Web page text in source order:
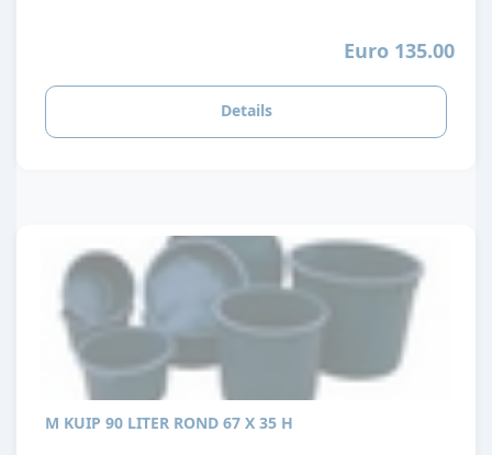
Euro 135.00
Details
M KUIP 90 LITER ROND 67 X 35 H